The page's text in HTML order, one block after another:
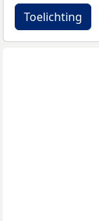
Toelichting